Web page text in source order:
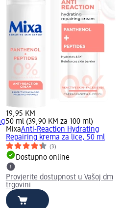
19,95 KM
50 ml (39,90 KM za 100 ml)
MixaAnti-Reaction Hydrating
Repairing krema za lice, 50 ml
(3)
Dostupno online
Provjerite dostupnost u Vašoj dm
trgovini